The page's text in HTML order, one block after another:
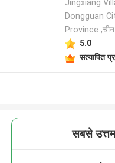
Jingxiang
Dongguan
Province ,चीन
5.0
सत्यापित
सबसे उत्तम